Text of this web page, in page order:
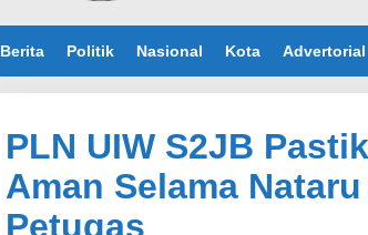
Berita Politik Nasional Kota Advertorial
PLN UIW S2JB
Aman Selama
Petugas